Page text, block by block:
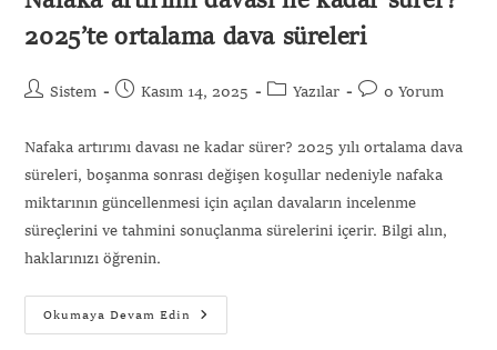
2025’te ortalama dava süreleri
Sistem Kasım 14, 2025 Yazılar 0 Yorum
Nafaka artırımı davası ne kadar sürer? 2025 yılı ortalama dava
süreleri, boşanma sonrası değişen koşullar nedeniyle nafaka
miktarının güncellenmesi için açılan davaların incelenme
süreçlerini ve tahmini sonuçlanma sürelerini içerir. Bilgi alın,
haklarınızı öğrenin.
Okumaya Devam Edin